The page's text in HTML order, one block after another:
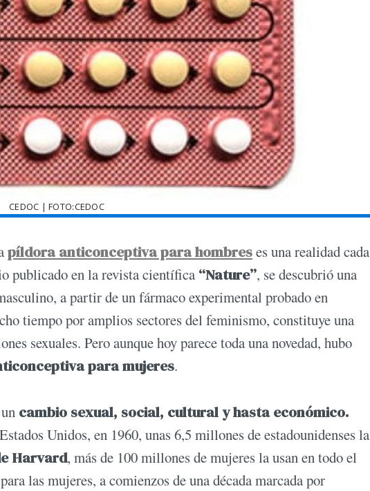
CEDOC | FOTO:CEDOC
píldora anticonceptiva para hombreses una realidad cada
publicado en la revista científica “Nature”, se descubrió una
a partir de un fármaco experimental probado en
tiempo por amplios sectores del feminismo, constituye una
sexuales. Pero aunque hoy parece toda una novedad, hubo
para mujeres.
cambio sexual, social, cultural y hasta económico.
Unidos, en 1960, unas 6,5 millones de estadounidenses la
Harvard, más de 100 millones de mujeres la usan en todo el
las mujeres, a comienzos de una década marcada por